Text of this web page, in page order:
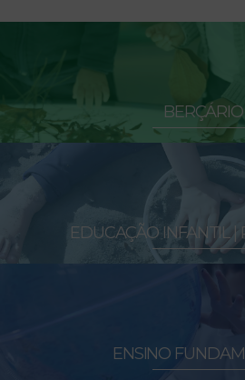
BERÇÁRIO
EDUCAÇÃO INFANTIL |
ENSINO